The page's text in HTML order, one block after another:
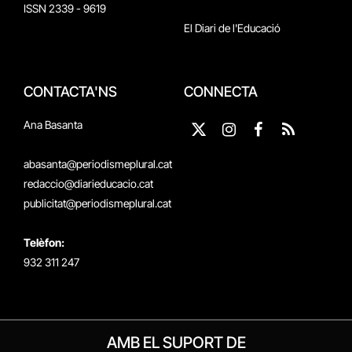
ISSN 2339 - 9619
El Diari de l'Educació
CONTACTA'NS
Ana Basanta
abasanta@periodismeplural.cat
redaccio@diarieducacio.cat
publicitat@periodismeplural.cat
Telèfon:
932 311 247
CONNECTA
X
Instagram
Facebook
RSS
AMB EL SUPORT DE